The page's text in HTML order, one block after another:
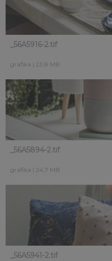
_56A5916-2.tif
grafika | 23,8 MB
_56A5894-2.tif
grafika | 24,7 MB
_56A5941-2.tif